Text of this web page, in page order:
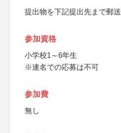
提出物を下記提出先まで郵送
参加資格
小学校1～6年生
※連名での応募は不可
参加費
無し